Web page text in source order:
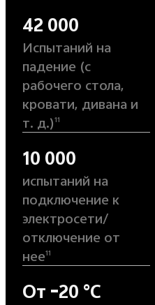
42 000
Испытаний на
падение (с
рабочего стола,
кровати, дивана и
т. д.) 11
10 000
испытаний на
подключение к
электросети/
отключение от
нее11
От –20 °C